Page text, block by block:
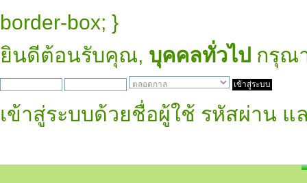
border-box; }
ยินดีต้อนรับคุณ, บุคคลทั่วไป กรุณ
เข้าสู่ระบบด้วยชื่อผู้ใช้ รหัสผ่าน แ